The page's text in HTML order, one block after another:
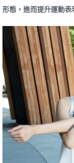
形態，進而提升運動表